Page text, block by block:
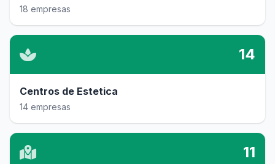
18 empresas
14
Centros de Estetica
14 empresas
11